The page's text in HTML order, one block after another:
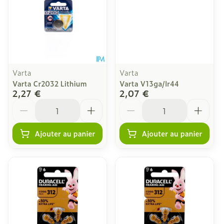
Varta
Varta Cr2032 Lithium
2,27 €
Ajouter au panier
Varta
Varta V13ga/lr44
2,07 €
Ajouter au panier